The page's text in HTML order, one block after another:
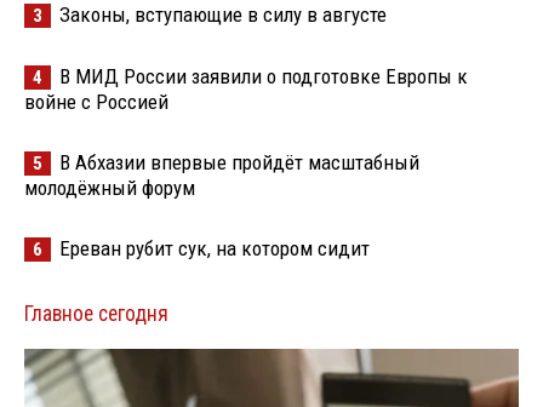
3 Законы, вступающие в силу в августе
4
В МИД России заявили о подготовке Европы к
войне с Россией
5
В Абхазии впервые пройдёт масштабный
молодёжный форум
6 Ереван рубит сук, на котором сидит
Главное сегодня